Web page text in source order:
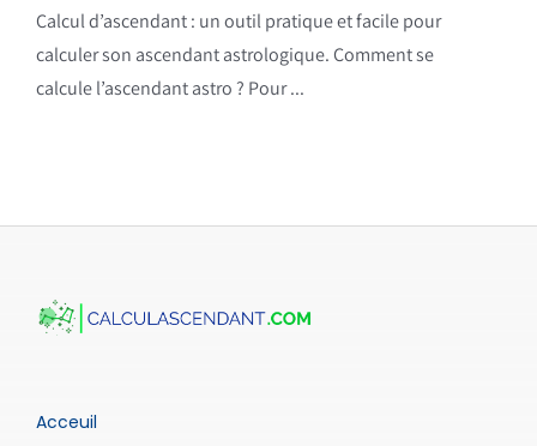
Calcul d’ascendant : un outil pratique et facile pour
calculer son ascendant astrologique. Comment se
calcule l’ascendant astro ? Pour ...
Acceuil